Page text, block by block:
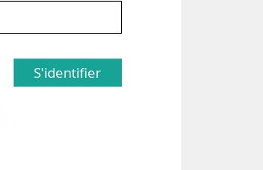
S'identifier